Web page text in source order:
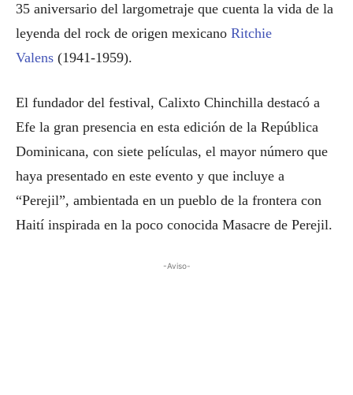
35 aniversario del largometraje que cuenta la vida de la
leyenda del rock de origen mexicano Ritchie
Valens (1941-1959).
El fundador del festival, Calixto Chinchilla destacó a
Efe la gran presencia en esta edición de la República
Dominicana, con siete películas, el mayor número que
haya presentado en este evento y que incluye a
“Perejil”, ambientada en un pueblo de la frontera con
Haití inspirada en la poco conocida Masacre de Perejil.
-Aviso-